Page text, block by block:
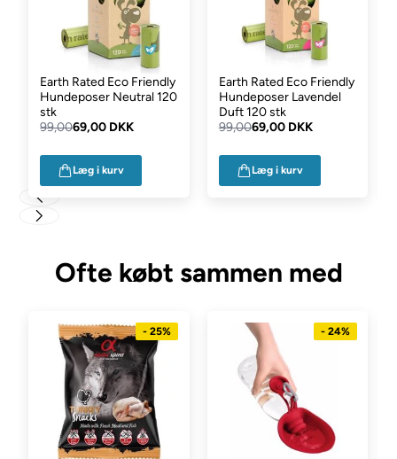
Earth Rated Eco Friendly
Hundeposer Neutral 120
stk
99,0069,00 DKK
Læg i kurv
Earth Rated Eco Friendly
Hundeposer Lavendel
Duft 120 stk
99,0069,00 DKK
Læg i kurv
Ofte købt sammen med
- 25% - 24%